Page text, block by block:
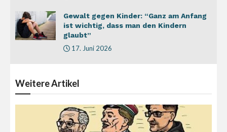
Gewalt gegen Kinder: “Ganz am Anfang
ist wichtig, dass man den Kindern
glaubt”
17. Juni 2026
WeitereArtikel